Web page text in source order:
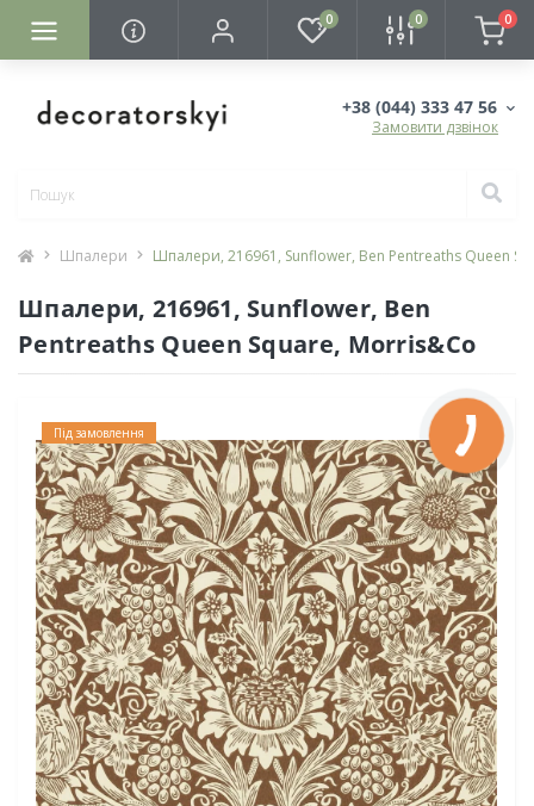
0 0 0
+38 (044) 333 47 56
Замовити дзвінок
Шпалери Шпалери, 216961, Sunflower, Ben Pentreaths Queen
Шпалери, 216961, Sunflower, Ben
Pentreaths Queen Square, Morris&Co
Під замовлення